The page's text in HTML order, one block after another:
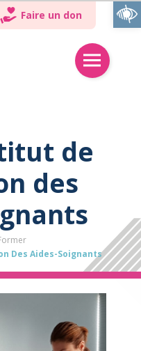
Faire un don
de
des
Des Aides-Soignants